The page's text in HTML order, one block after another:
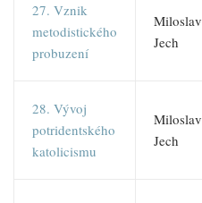
27. Vznik
metodistického
probuzení
Miloslav
Jech
28. Vývoj
potridentského
katolicismu
Miloslav
Jech